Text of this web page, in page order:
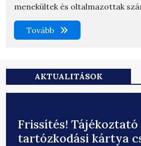
menekültek és oltalmazottak
Tovább
AKTUALITÁSOK
Frissítés!
tartózkodási kártya